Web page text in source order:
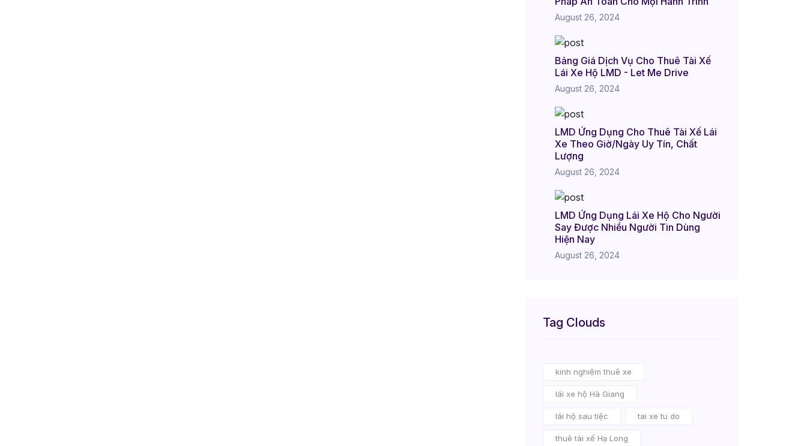
August 26, 2024
Bảng Giá Dịch Vụ Cho Thuê Tài Xế
Lái Xe Hộ LMD - Let Me Drive
August 26, 2024
LMD Ứng Dụng Cho Thuê Tài Xế Lái
Xe Theo Giờ/Ngày Uy Tín, Chất
Lượng
August 26, 2024
LMD Ứng Dụng Lái Xe Hộ Cho Người
Say Được Nhiều Người Tin Dùng
Hiện Nay
August 26, 2024
Tag Clouds
kinh nghiệm thuê xe
lái xe hộ Hà Giang
lái hộ sau tiệc tai xe tu do
thuê tài xế Hạ Long